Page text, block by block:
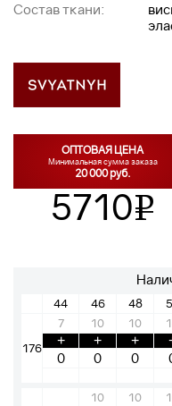
Состав ткани:
ОПТОВАЯ ЦЕНА
Минимальная сумма заказа
20 000 руб.
5710v
44 46 48
176
7
+
10
+
10
+
10 10